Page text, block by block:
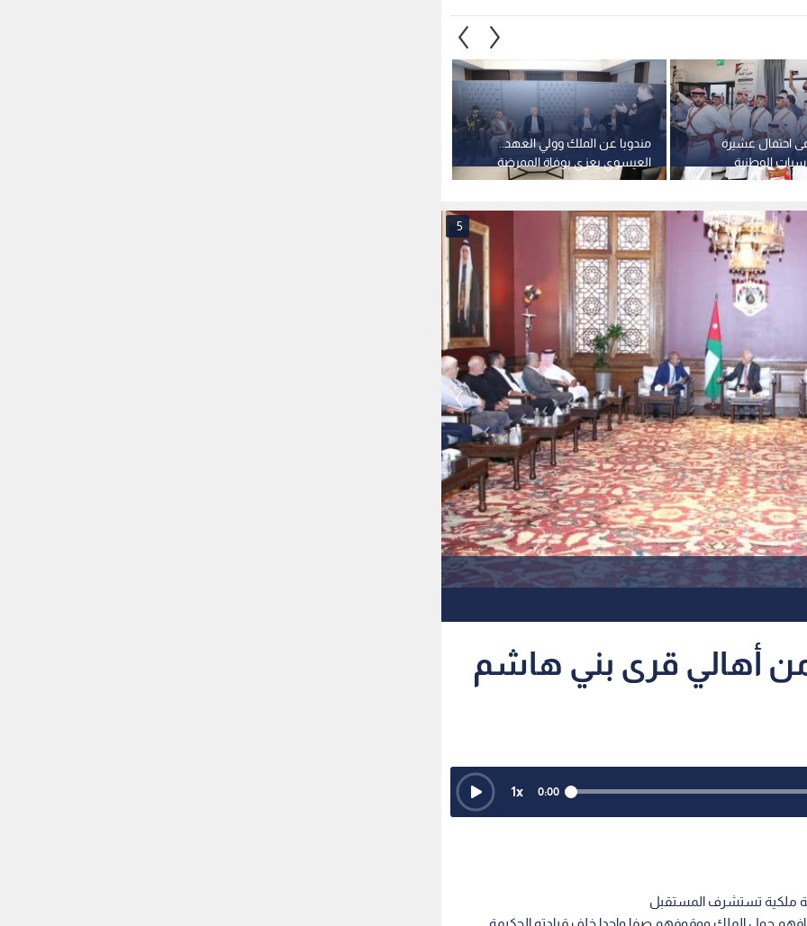
مندوبا عن الملك وولي العهد..
العيسوي يعزي بوفاة الممرضة
الخاصة للمغفور له الملك الحسين
احتفال عشيرة
الوطنية
5
أهالي قرى بني هاشم
0:00
1x
ملكية تستشرف المستقبل